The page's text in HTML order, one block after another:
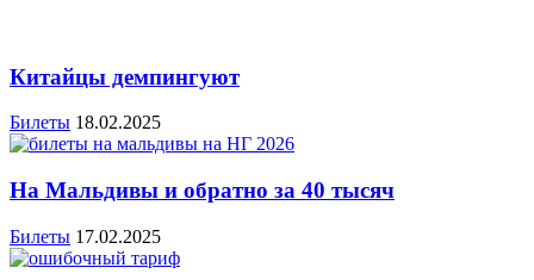
Китайцы демпингуют
Билеты 18.02.2025
На Мальдивы и обратно за 40 тысяч
Билеты 17.02.2025